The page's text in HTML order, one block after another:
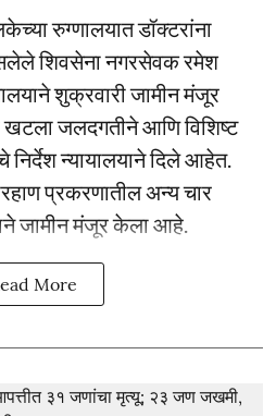
रुग्णालयात डॉक्टरांना
शिवसेना नगरसेवक रमेश
शुक्रवारी जामीन मंजूर
जलदगतीने आणि विशिष्ट
निर्देश न्यायालयाने दिले आहेत.
प्रकरणातील अन्य चार
जामीन मंजूर केला आहे.
More